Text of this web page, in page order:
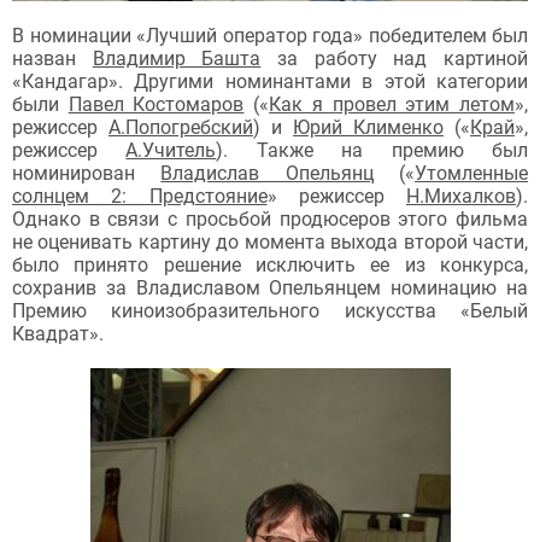
В номинации «Лучший оператор года» победителем был
назван
Владимир Башта за работу над картиной
«Кандагар». Другими номинантами в этой категории
были
Павел Костомаров (« Как я провел этим летом»,
режиссер А.Попогребский) и Юрий Клименко (« Край»,
режиссерА.Учитель). Также на премию был
номинирован Владислав Опельянц(«Утомленные
солнцем 2: Предстояние» режиссер Н.Михалков).
Однако в связи с просьбой продюсеров этого фильма
не оценивать картину до момента выхода второй части,
было принято решение исключить ее из конкурса,
сохранив за Владиславом Опельянцем номинацию на
Премию киноизобразительного искусства «Белый
Квадрат».